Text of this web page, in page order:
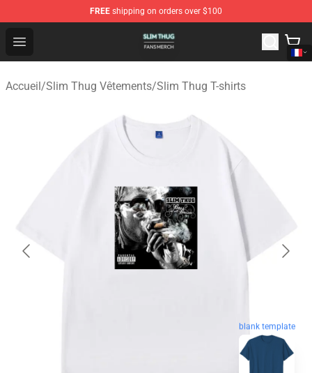
FREE shipping on orders over $100
Open menu
Slim Thug Shop - Official Slim Thug Merchandise Store
Accueil/Slim Thug Vêtements/Slim Thug T-shirts
blank template